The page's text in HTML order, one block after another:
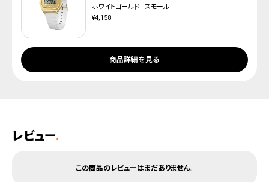
ホワイトゴールド - スモール
¥4,158
商品詳細を見る
レビュー.